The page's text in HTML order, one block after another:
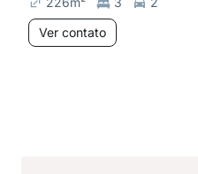
Ver contato